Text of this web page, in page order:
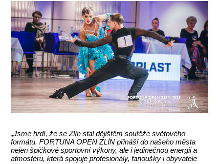
„Jsme hrdí, že se Zlín stal dějištěm soutěže světového
formátu. FORTUNA OPEN ZLÍN přináší do našeho města
nejen špičkové sportovní výkony, ale i jedinečnou energii a
atmosféru, která spojuje profesionály, fanoušky i obyvatele